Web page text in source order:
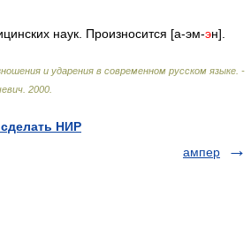
наук. Произносится [а-эм-эн].
и ударения в современном русском языке. -
2000
НИР
ампер